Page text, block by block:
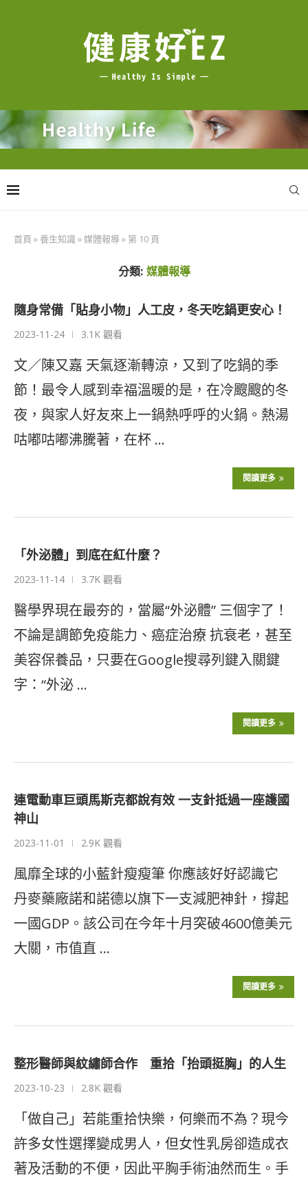
首頁 »養生知識 »媒體報導 » 第 10 頁
分類: 媒體報導
隨身常備「貼身小物」人工皮，冬天吃鍋更安心！
2023-11-24 3.1K 觀看
文／陳又嘉 天氣逐漸轉涼，又到了吃鍋的季
節！最令人感到幸福溫暖的是，在冷颼颼的冬
夜，與家人好友來上一鍋熱呼呼的火鍋。熱湯
咕嘟咕嘟沸騰著，在杯 …
閱讀更多
「外泌體」到底在紅什麼？
2023-11-14 3.7K 觀看
醫學界現在最夯的，當屬“外泌體” 三個字了！
不論是調節免疫能力、癌症治療 抗衰老，甚至
美容保養品，只要在Google搜尋列鍵入關鍵
字：“外泌 …
閱讀更多
連電動車巨頭馬斯克都說有效 一支針抵過一座護國
神山
2023-11-01 2.9K 觀看
風靡全球的小藍針瘦瘦筆 你應該好好認識它
丹麥藥廠諾和諾德以旗下一支減肥神針，撐起
一國GDP。該公司在今年十月突破4600億美元
大關，市值直 …
閱讀更多
整形醫師與紋繡師合作 重拾「抬頭挺胸」的人生
2023-10-23 2.8K 觀看
「做自己」若能重拾快樂，何樂而不為？現今
許多女性選擇變成男人，但女性乳房卻造成衣
著及活動的不便，因此平胸手術油然而生。手